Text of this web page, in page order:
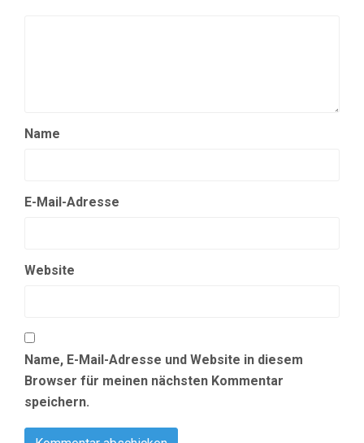
Name
E-Mail-Adresse
Website
Name, E-Mail-Adresse und Website in diesem
Browser für meinen nächsten Kommentar
speichern.